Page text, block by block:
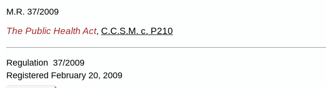
M.R. 37/2009
The Public Health Act, C.C.S.M. c. P210
Regulation 37/2009
Registered February 20, 2009